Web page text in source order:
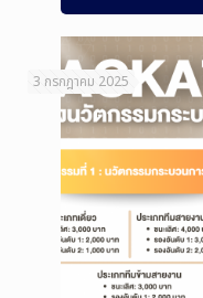
3 กรกฎาคม 2025